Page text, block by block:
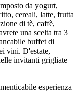
da yogurt,
cereali, latte, frutta
di tè, caffè,
una scelta tra 3
buffet di
vini. D'estate,
invitanti grigliate
esperienza